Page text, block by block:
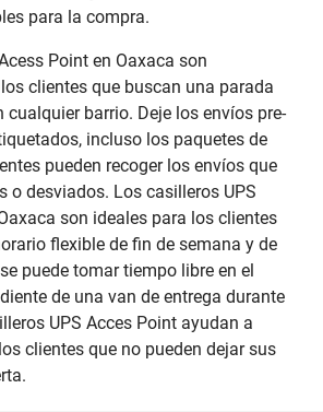
para la compra.
Point en Oaxaca son
clientes que buscan una parada
cualquier barrio. Deje los envíos pre-
incluso los paquetes de
pueden recoger los envíos que
o desviados. Los casilleros UPS
son ideales para los clientes
flexible de fin de semana y de
puede tomar tiempo libre en el
de una van de entrega durante
UPS Acces Point ayudan a
clientes que no pueden dejar sus